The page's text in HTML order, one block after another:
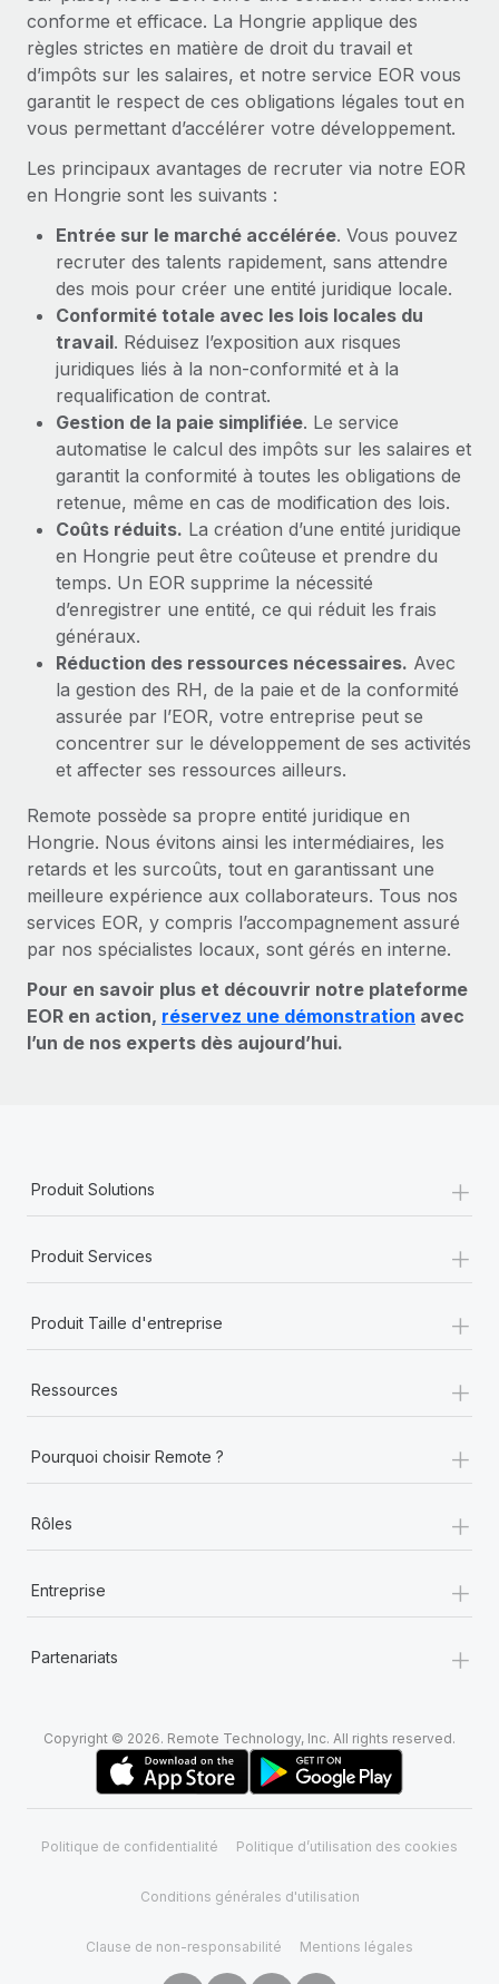
conforme et efficace. La Hongrie applique des
règles strictes en matière de droit du travail et
d’impôts sur les salaires, et notre service EOR vous
garantit le respect de ces obligations légales tout en
vous permettant d’accélérer votre développement.
Les principaux avantages de recruter via notre EOR
en Hongrie sont les suivants :
Entrée sur le marché accélérée. Vous pouvez
recruter des talents rapidement, sans attendre
des mois pour créer une entité juridique locale.
Conformité totale avec les lois locales du
travail. Réduisez l’exposition aux risques
juridiques liés à la non-conformité et à la
requalification de contrat.
Gestion de la paie simplifiée. Le service
automatise le calcul des impôts sur les salaires et
garantit la conformité à toutes les obligations de
retenue, même en cas de modification des lois.
Coûts réduits. La création d’une entité juridique
en Hongrie peut être coûteuse et prendre du
temps. Un EOR supprime la nécessité
d’enregistrer une entité, ce qui réduit les frais
généraux.
Réduction des ressources nécessaires. Avec
la gestion des RH, de la paie et de la conformité
assurée par l’EOR, votre entreprise peut se
concentrer sur le développement de ses activités
et affecter ses ressources ailleurs.
Remote possède sa propre entité juridique en
Hongrie. Nous évitons ainsi les intermédiaires, les
retards et les surcoûts, tout en garantissant une
meilleure expérience aux collaborateurs. Tous nos
services EOR, y compris l’accompagnement assuré
par nos spécialistes locaux, sont gérés en interne.
Pour en savoir plus et découvrir notre plateforme
EOR en action, réservez une démonstration avec
l’un de nos experts dès aujourd’hui.
Produit Solutions +
Produit Services +
Produit Taille d'entreprise +
Ressources +
Pourquoi choisir Remote ? +
Rôles +
Entreprise +
Partenariats +
Copyright © 2026. Remote Technology, Inc. All rights reserved.
Politique de confidentialité Politique d’utilisation des cookies
Conditions générales d'utilisation
Clause de non-responsabilité Mentions légales